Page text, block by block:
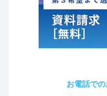
お電話で